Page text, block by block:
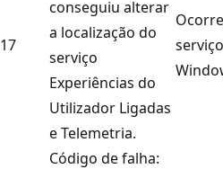
17
conseguiu alterar
a localização do
serviço
Experiências do
Utilizador Ligadas
e Telemetria.
Código de falha: